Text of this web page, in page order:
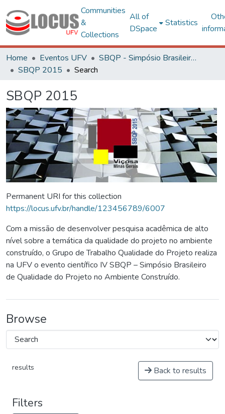
Communities
&
Collections
All of
DSpace
Statistics
Home Eventos UFV
SBQP - Simpósio Brasileiro de Qualidade do Projeto no Ambiente Construído
SBQP 2015
Search
SBQP 2015
Permanent URI for this collection
https://locus.ufv.br/handle/123456789/6007
Com a missão de desenvolver pesquisa acadêmica de alto
nível sobre a temática da qualidade do projeto no ambiente
construído, o Grupo de Trabalho Qualidade do Projeto realiza
na UFV o evento científico IV SBQP – Simpósio Brasileiro
de Qualidade do Projeto no Ambiente Construído.
Browse
results Back to results
Filters